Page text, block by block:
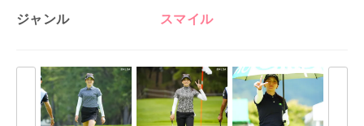
ジャンル スマイル